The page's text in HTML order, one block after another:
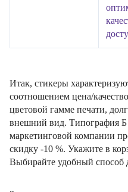
Итак, стикеры
соотношением цена/
цветовой гамме печати,
внешний вид. Типография
маркетинговой компании
скидку -10 %. Укажите в
Выбирайте удобный способ